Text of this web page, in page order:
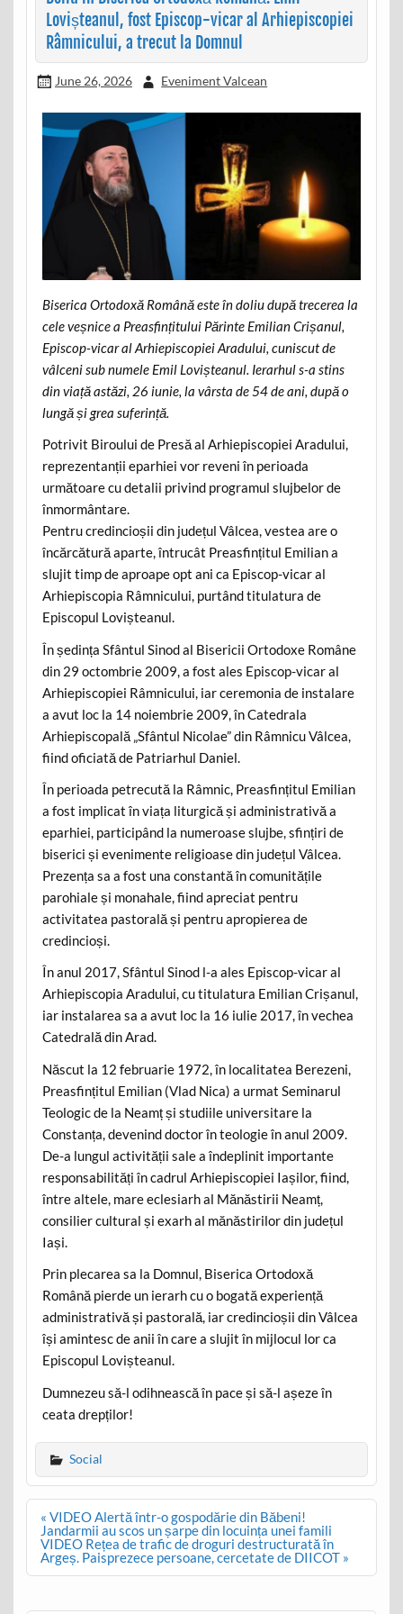
Lovișteanul, fost Episcop-vicar al Arhiepiscopiei
Râmnicului, a trecut la Domnul
June 26, 2026 Eveniment Valcean
Biserica Ortodoxă Română este în doliu după trecerea la
cele veșnice a Preasfințitului Părinte Emilian Crișanul,
Episcop-vicar al Arhiepiscopiei Aradului, cuniscut de
vâlceni sub numele Emil Lovișteanul. Ierarhul s-a stins
din viață astăzi, 26 iunie, la vârsta de 54 de ani, după o
lungă și grea suferință.
Potrivit Biroului de Presă al Arhiepiscopiei Aradului,
reprezentanții eparhiei vor reveni în perioada
următoare cu detalii privind programul slujbelor de
înmormântare.
Pentru credincioșii din județul Vâlcea, vestea are o
încărcătură aparte, întrucât Preasfințitul Emilian a
slujit timp de aproape opt ani ca Episcop-vicar al
Arhiepiscopia Râmnicului, purtând titulatura de
Episcopul Lovișteanul.
În ședința Sfântul Sinod al Bisericii Ortodoxe Române
din 29 octombrie 2009, a fost ales Episcop-vicar al
Arhiepiscopiei Râmnicului, iar ceremonia de instalare
a avut loc la 14 noiembrie 2009, în Catedrala
Arhiepiscopală „Sfântul Nicolae” din Râmnicu Vâlcea,
fiind oficiată de Patriarhul Daniel.
În perioada petrecută la Râmnic, Preasfințitul Emilian
a fost implicat în viața liturgică și administrativă a
eparhiei, participând la numeroase slujbe, sfințiri de
biserici și evenimente religioase din județul Vâlcea.
Prezența sa a fost una constantă în comunitățile
parohiale și monahale, fiind apreciat pentru
activitatea pastorală și pentru apropierea de
credincioși.
În anul 2017, Sfântul Sinod l-a ales Episcop-vicar al
Arhiepiscopia Aradului, cu titulatura Emilian Crișanul,
iar instalarea sa a avut loc la 16 iulie 2017, în vechea
Catedrală din Arad.
Născut la 12 februarie 1972, în localitatea Berezeni,
Preasfințitul Emilian (Vlad Nica) a urmat Seminarul
Teologic de la Neamț și studiile universitare la
Constanța, devenind doctor în teologie în anul 2009.
De-a lungul activității sale a îndeplinit importante
responsabilități în cadrul Arhiepiscopiei Iașilor, fiind,
între altele, mare eclesiarh al Mănăstirii Neamț,
consilier cultural și exarh al mănăstirilor din județul
Iași.
Prin plecarea sa la Domnul, Biserica Ortodoxă
Română pierde un ierarh cu o bogată experiență
administrativă și pastorală, iar credincioșii din Vâlcea
își amintesc de anii în care a slujit în mijlocul lor ca
Episcopul Lovișteanul.
Dumnezeu să-l odihnească în pace și să-l așeze în
ceata drepților!
Social
Post
navigation
« VIDEO Alertă într-o gospodărie din Băbeni!
Jandarmii au scos un șarpe din locuința unei famili
VIDEO Rețea de trafic de droguri destructurată în
Argeș. Paisprezece persoane, cercetate de DIICOT »